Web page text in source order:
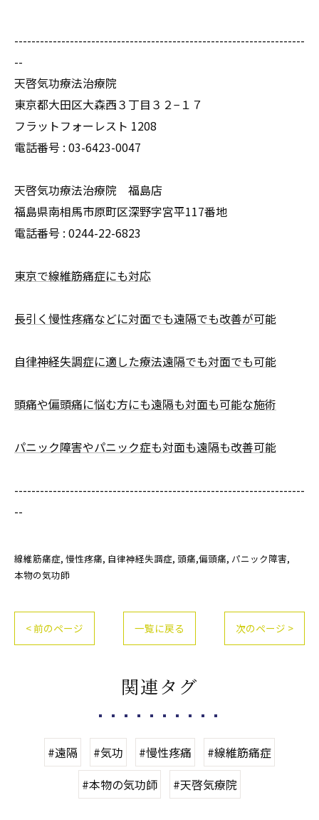
--------------------------------------------------------------------
--
天啓気功療法治療院
東京都大田区大森西３丁目３２−１７
フラットフォーレスト 1208
電話番号 : 03-6423-0047
天啓気功療法治療院 福島店
福島県南相馬市原町区深野字宮平117番地
電話番号 : 0244-22-6823
東京で線維筋痛症にも対応
長引く慢性疼痛などに対面でも遠隔でも改善が可能
自律神経失調症に適した療法遠隔でも対面でも可能
頭痛や偏頭痛に悩む方にも遠隔も対面も可能な施術
パニック障害やパニック症も対面も遠隔も改善可能
--------------------------------------------------------------------
--
線維筋痛症 慢性疼痛 自律神経失調症 頭痛,偏頭痛 パニック障害
本物の気功師
< 前のページ 一覧に戻る 次のページ >
関連タグ
#遠隔 #気功 #慢性疼痛
#線維筋痛症
#本物の気功師
#天啓気療院